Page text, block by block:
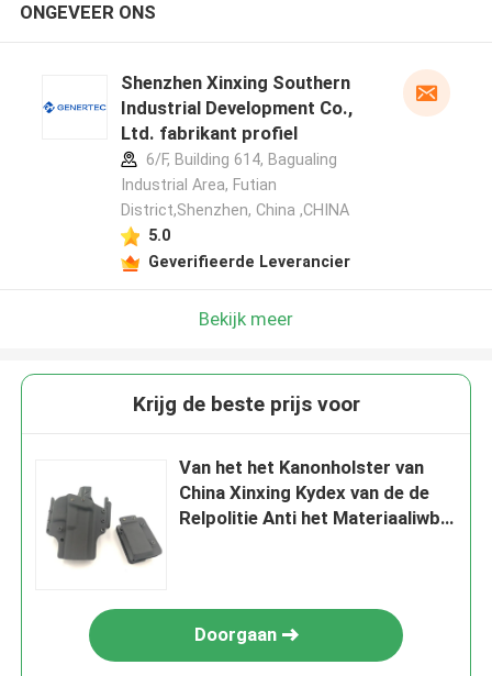
ONGEVEER ONS
Shenzhen Xinxing Southern
Industrial Development Co.,
Ltd. fabrikant profiel
6/F, Building 614, Bagualing
Industrial Area, Futian
District,Shenzhen, China ,CHINA
5.0
Geverifieerde Leverancier
Bekijk meer
Krijg de beste prijs voor
Van het het Kanonholster van
China Xinxing Kydex van de de
Relpolitie Anti het Materiaaliwb
Doorgaan